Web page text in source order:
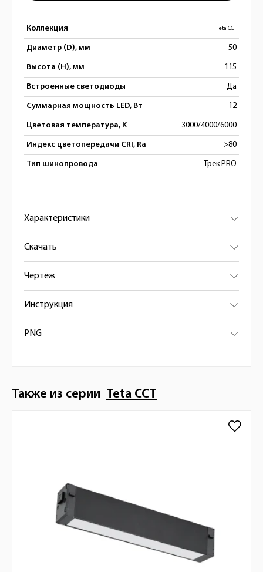
Коллекция Teta CCT
Диаметр (D), мм 50
Высота (H), мм 115
Встроенные светодиоды Да
Суммарная мощность LED, Вт 12
Цветовая температура, К 3000/4000/6000
Индекс цветопередачи CRI, Ra >80
Тип шинопровода Трек PRO
Характеристики
Скачать
Чертёж
Инструкция
PNG
Также из серии Teta CCT